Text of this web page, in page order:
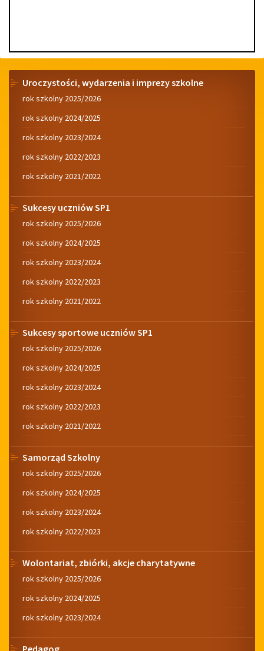
Menu
Uroczystości, wydarzenia i imprezy szkolne
rok szkolny 2025/2026
rok szkolny 2024/2025
rok szkolny 2023/2024
rok szkolny 2022/2023
rok szkolny 2021/2022
Sukcesy uczniów SP1
rok szkolny 2025/2026
rok szkolny 2024/2025
rok szkolny 2023/2024
rok szkolny 2022/2023
rok szkolny 2021/2022
Sukcesy sportowe uczniów SP1
rok szkolny 2025/2026
rok szkolny 2024/2025
rok szkolny 2023/2024
rok szkolny 2022/2023
rok szkolny 2021/2022
Samorząd Szkolny
rok szkolny 2025/2026
rok szkolny 2024/2025
rok szkolny 2023/2024
rok szkolny 2022/2023
Wolontariat, zbiórki, akcje charytatywne
rok szkolny 2025/2026
rok szkolny 2024/2025
rok szkolny 2023/2024
Pedagog